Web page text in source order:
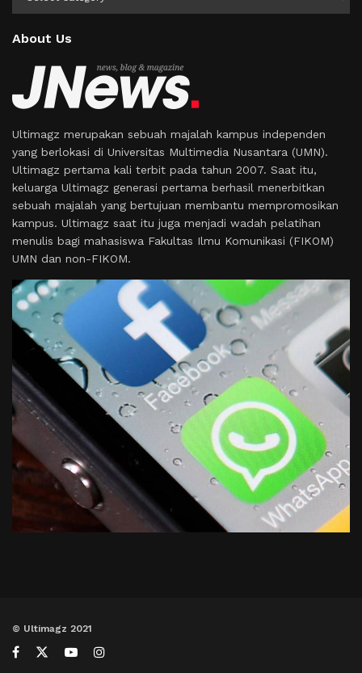
About Us
Ultimagz merupakan sebuah majalah kampus independen
yang berlokasi di Universitas Multimedia Nusantara (UMN).
Ultimagz pertama kali terbit pada tahun 2007. Saat itu,
keluarga Ultimagz generasi pertama berhasil menerbitkan
sebuah majalah yang bertujuan membantu mempromosikan
kampus. Ultimagz saat itu juga menjadi wadah pelatihan
menulis bagi mahasiswa Fakultas Ilmu Komunikasi (FIKOM)
UMN dan non-FIKOM.
© Ultimagz 2021